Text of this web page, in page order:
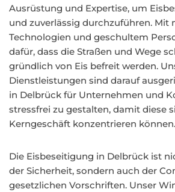
Ausrüstung und Expertise, um
und zuverlässig durchzuführen. Mit
Technologien und geschultem
dafür, dass die Straßen und Wege
gründlich von Eis befreit werden.
Dienstleistungen sind darauf
in Delbrück für Unternehmen und
stressfrei zu gestalten, damit diese
Kerngeschäft konzentrieren können.
Die Eisbeseitigung in Delbrück ist
der Sicherheit, sondern auch der
gesetzlichen Vorschriften. Unser